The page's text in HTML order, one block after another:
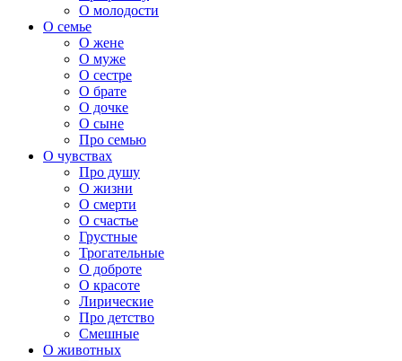
О молодости
О семье
О жене
О муже
О сестре
О брате
О дочке
О сыне
Про семью
О чувствах
Про душу
О жизни
О смерти
О счастье
Грустные
Трогательные
О доброте
О красоте
Лирические
Про детство
Смешные
О животных